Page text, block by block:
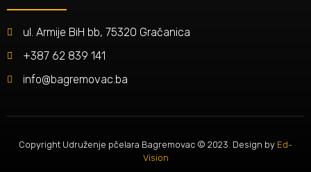
ul. Armije BiH bb, 75320 Gračanica
+387 62 839 141
info@bagremovac.ba
Copyright Udruženje pčelara Bagremovac © 2023. Design by Ed-
Vision